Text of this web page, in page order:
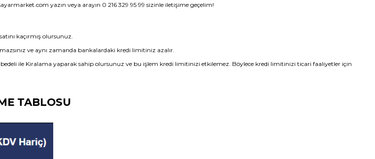
yazın veya arayın 0 216 329 95 99 sizinle iletişime geçelim!
kaçırmış olursunuz.
ve aynı zamanda bankalardaki kredi limitiniz azalır.
ile Kiralama yaparak sahip olursunuz ve bu işlem kredi limitinizi etkilemez. Böylece kredi limitinizi ticari faaliyetler için
TABLOSU